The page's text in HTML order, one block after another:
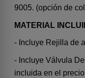
9005. (opción de
MATERIAL
- Incluye Rejilla de
- Incluye Válvula
incluida en el precio